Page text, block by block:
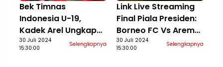
Bek Timnas
Indonesia U-19,
Kadek Arel Ungkap
Ada Tawaran dari
30 Juli 2024
15:30:00
Selengkapnya
Link Live Streaming
Final Piala Presiden:
Borneo FC Vs Arema
di Vidio, 4 Agustus
30 Juli 2024
15:30:00
Selengkapnya